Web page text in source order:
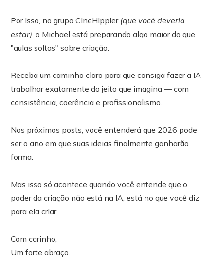
Por isso, no grupoCineHippler (que você deveria
estar), o Michael está preparando algo maior do que
"aulas soltas" sobre criação.
Receba um caminho claro para que consiga fazer a IA
trabalhar exatamente do jeito que imagina — com
consistência, coerência e profissionalismo.
Nos próximos posts, você entenderá que 2026 pode
ser o ano em que suas ideias finalmente ganharão
forma.
Mas isso só acontece quando você entende que o
poder da criação não está na IA, está no que você diz
para ela criar.
Com carinho,
Um forte abraço.